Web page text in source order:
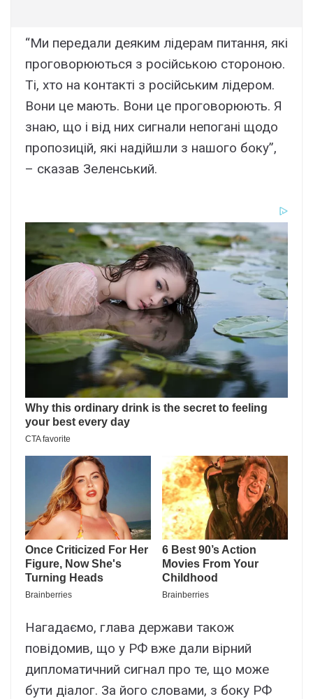
“Ми передали деяким лідерам питання, які
проговорюються з російською стороною.
Ті, хто на контакті з російським лідером.
Вони це мають. Вони це проговорюють. Я
знаю, що і від них сигнали непогані щодо
пропозицій, які надійшли з нашого боку”,
– сказав Зеленський.
Нагадаємо, глава держави також
повідомив, що у РФ вже дали вірний
дипломатичний сигнал про те, що може
бути діалог. За його словами, з боку РФ